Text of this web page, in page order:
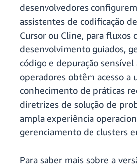
desenvolvedores
assistentes de codificação
Cursor ou Cline, para fluxos
desenvolvimento guiados,
código e depuração sensível
operadores obtêm acesso a
conhecimento de práticas
diretrizes de solução de
ampla experiência
gerenciamento de clusters
Para saber mais sobre a